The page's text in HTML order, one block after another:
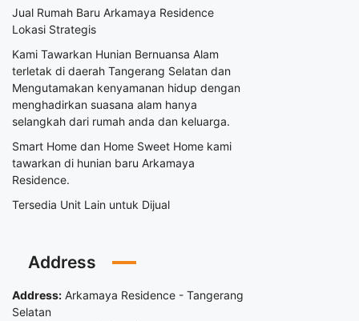
Jual Rumah Baru Arkamaya Residence
Lokasi Strategis
Kami Tawarkan Hunian Bernuansa Alam
terletak di daerah Tangerang Selatan dan
Mengutamakan kenyamanan hidup dengan
menghadirkan suasana alam hanya
selangkah dari rumah anda dan keluarga.
Smart Home dan Home Sweet Home kami
tawarkan di hunian baru Arkamaya
Residence.
Tersedia Unit Lain untuk Dijual
Address
Address: Arkamaya Residence - Tangerang
Selatan